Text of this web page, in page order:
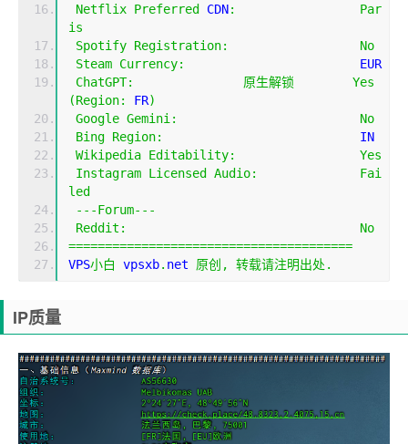
Netflix Preferred CDN:
Par
is
Spotify Registration:
No
Steam Currency:
                        EUR
ChatGPT: 原生解锁
Yes
(Region: FR)
Google Gemini :
No
Bing Region:
                           IN
Wikipedia Editability:
Yes
Instagram Licensed Audio:
Fai
led
---Forum---
Reddit :
No
=======================================
VPS小白 vpsxb. net 原创, 转载请注明出处.
IP质量